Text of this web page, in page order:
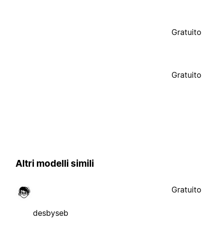
Gratuito
Gratuito
Altri modelli simili
desbyseb
Gratuito